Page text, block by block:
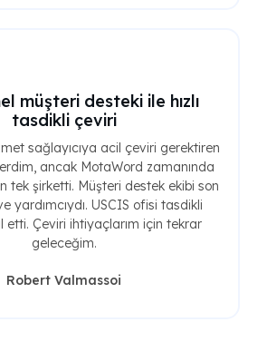
müşteri desteki ile hızlı
tasdikli çeviri
sağlayıcıya acil çeviri gerektiren
ancak MotaWord zamanında
tek şirketti. Müşteri destek ekibi son
yardımcıydı. USCIS ofisi tasdikli
etti. Çeviri ihtiyaçlarım için tekrar
geleceğim.
Robert Valmassoi